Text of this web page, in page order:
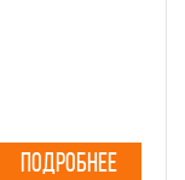
ПОДРОБНЕЕ